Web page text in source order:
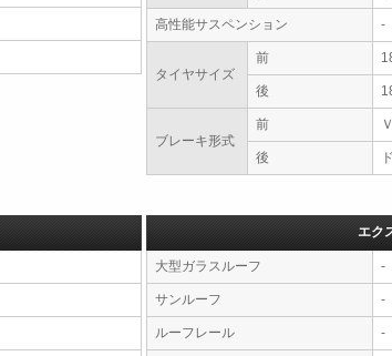
高性能サスペンション -
タイヤサイズ
前
後
ブレーキ形式
前
後
エク
大型ガラスルーフ -
サンルーフ -
ルーフレール -